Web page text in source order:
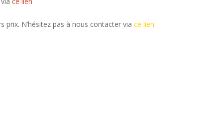
N’hésitez pas à nous contacter via ce lien.